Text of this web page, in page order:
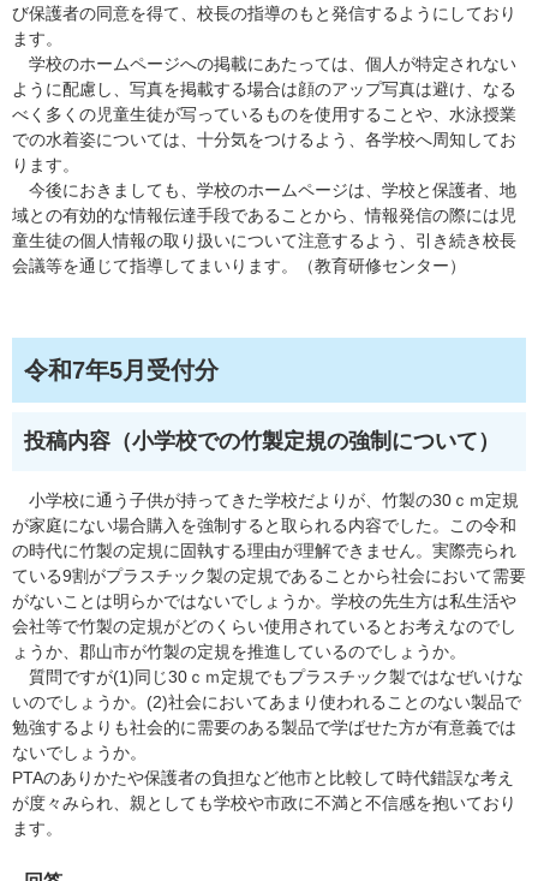
び保護者の同意を得て、校長の指導のもと発信するようにしており
ます。
学校のホームページへの掲載にあたっては、個人が特定されない
ように配慮し、写真を掲載する場合は顔のアップ写真は避け、なる
べく多くの児童生徒が写っているものを使用することや、水泳授業
での水着姿については、十分気をつけるよう、各学校へ周知してお
ります。
今後におきましても、学校のホームページは、学校と保護者、地
域との有効的な情報伝達手段であることから、情報発信の際には児
童生徒の個人情報の取り扱いについて注意するよう、引き続き校長
会議等を通じて指導してまいります。（教育研修センター）
令和7年5月受付分
投稿内容（小学校での竹製定規の強制について）
小学校に通う子供が持ってきた学校だよりが、竹製の30ｃｍ定規
が家庭にない場合購入を強制すると取られる内容でした。この令和
の時代に竹製の定規に固執する理由が理解できません。実際売られ
ている9割がプラスチック製の定規であることから社会において需要
がないことは明らかではないでしょうか。学校の先生方は私生活や
会社等で竹製の定規がどのくらい使用されているとお考えなのでし
ょうか、郡山市が竹製の定規を推進しているのでしょうか。
質問ですが(1)同じ30ｃｍ定規でもプラスチック製ではなぜいけな
いのでしょうか。(2)社会においてあまり使われることのない製品で
勉強するよりも社会的に需要のある製品で学ばせた方が有意義では
ないでしょうか。
PTAのありかたや保護者の負担など他市と比較して時代錯誤な考え
が度々みられ、親としても学校や市政に不満と不信感を抱いており
ます。